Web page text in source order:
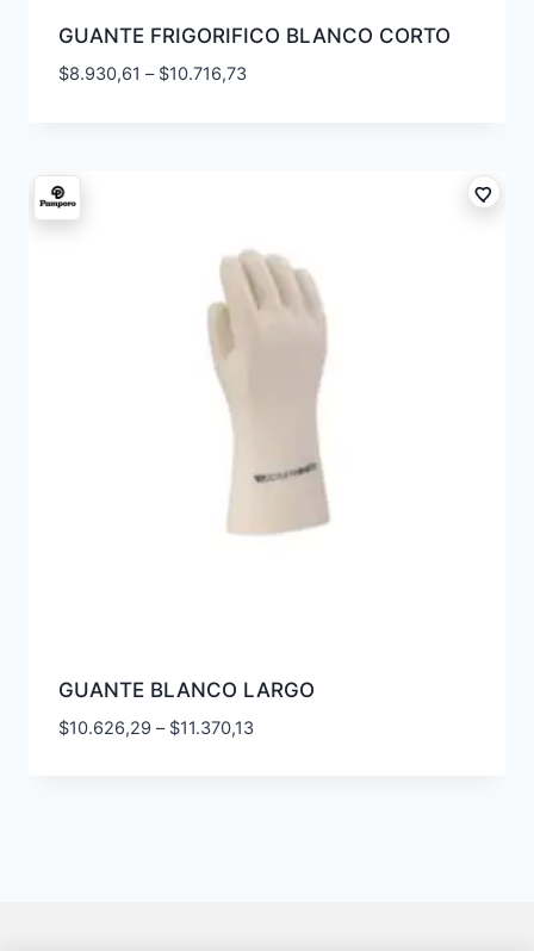
GUANTE FRIGORIFICO BLANCO CORTO
$8.930,61 – $10.716,73
GUANTE BLANCO LARGO
$10.626,29 – $11.370,13